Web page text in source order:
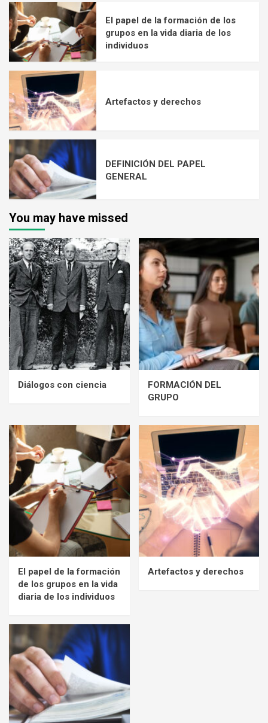
El papel de la formación de los
grupos en la vida diaria de los
individuos
Artefactos y derechos
DEFINICIÓN DEL PAPEL
GENERAL
You may have missed
Diálogos con ciencia
FORMACIÓN DEL
GRUPO
El papel de la formación
de los grupos en la vida
diaria de los individuos
Artefactos y derechos